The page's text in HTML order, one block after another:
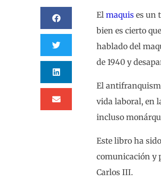
El maquis es un
bien es cierto
hablado del
de 1940 y
El
vida laboral, en
incluso
Este libro ha
comunicación y
Carlos III.